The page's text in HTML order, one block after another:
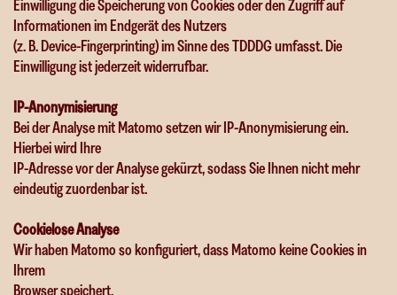
Einwilligung die Speicherung von Cookies oder den Zugriff auf
Informationen im Endgerät des Nutzers
(z. B. Device-Fingerprinting) im Sinne des TDDDG umfasst. Die
Einwilligung ist jederzeit widerrufbar.
IP-Anonymisierung
Bei der Analyse mit Matomo setzen wir IP-Anonymisierung ein.
Hierbei wird Ihre
IP-Adresse vor der Analyse gekürzt, sodass Sie Ihnen nicht mehr
eindeutig zuordenbar ist.
Cookielose Analyse
Wir haben Matomo so konfiguriert, dass Matomo keine Cookies in
Ihrem
Browser speichert.